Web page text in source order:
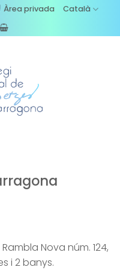
Àrea privada
Català
Nova núm. 124,
i 2 banys.